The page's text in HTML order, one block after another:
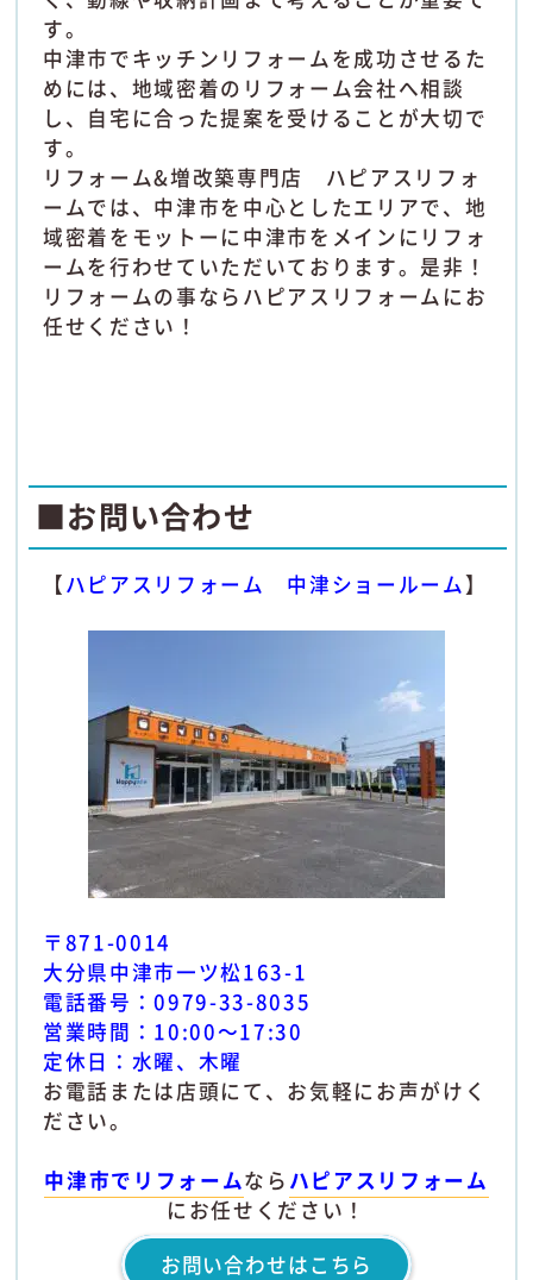
す。
中津市でキッチンリフォームを成功させるた
めには、地域密着のリフォーム会社へ相談
し、自宅に合った提案を受けることが大切で
す。
リフォーム&増改築専門店 ハピアスリフォ
ームでは、中津市を中心としたエリアで、地
域密着をモットーに中津市をメインにリフォ
ームを行わせていただいております。是非！
リフォームの事ならハピアスリフォームにお
任せください！
■お問い合わせ
【ハピアスリフォーム 中津ショールーム】
〒871-0014
大分県中津市一ツ松163-1
電話番号：0979-33-8035
営業時間：10:00～17:30
定休日：水曜、木曜
お電話または店頭にて、お気軽にお声がけく
ださい。
中津市でリフォームなら ハピアスリフォーム
にお任せください！
お問い合わせはこちら